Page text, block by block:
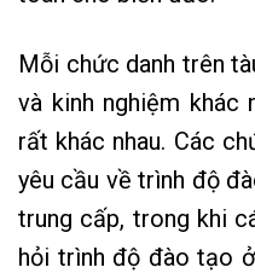
Mỗi chức danh trên
và kinh nghiệm khác
rất khác nhau. Các
yêu cầu về trình độ
trung cấp, trong khi
hỏi trình độ đào tạo